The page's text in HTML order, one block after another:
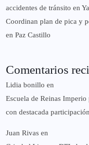
accidentes de tránsito en
Coordinan plan de pica y
en Paz Castillo
Comentarios
Lidia bonillo en
Escuela de Reinas
con destacada
Juan Rivas en